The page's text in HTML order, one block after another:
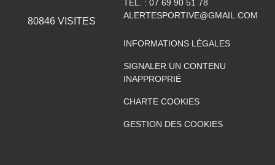
80846VISITES
TÉL. : 07 69 90 51 78
ALERTESPORTIVE@GMAIL.COM
INFORMATIONS LÉGALES
SIGNALER UN CONTENU
INAPPROPRIÉ
CHARTE COOKIES
GESTION DES COOKIES